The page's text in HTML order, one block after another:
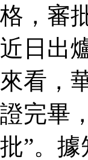
格，審
近日出
來看，
證完畢
批”。